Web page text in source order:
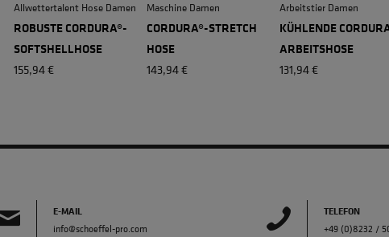
Allwettertalent Hose Damen
ROBUSTE CORDURA®-
SOFTSHELLHOSE
155,94 €
Maschine Damen
CORDURA®-STRETCH
HOSE
143,94 €
Arbeitstier Damen
KÜHLENDE
ARBEITSHOSE
131,94 €
E-MAIL
info@schoeffel-pro.com
TELEFON
+49 (0)8232 /